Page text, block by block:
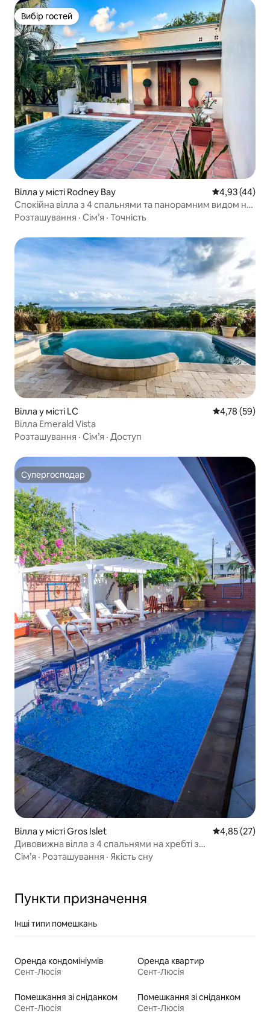
Вибір гостей
Вибір гостей
Вілла у місті Rodney Bay Середня
4,93 (44)
Спокійна вілла з 4 спальнями та панорамним видом на
океан
Розташування · Сім’я · Точність
Вілла у місті LC Середня
4,78 (59)
Вілла Emerald Vista
Розташування · Сім’я · Доступ
Супергосподар
Супергосподар
Вілла у місті Gros Islet Середня
4,85 (27)
Дивовижна вілла з 4 спальнями на хребті з
фантастичним краєвидом
Сім’я · Розташування · Якість сну
Пункти призначення
Інші типи помешкань
Оренда кондомініумів
Сент-Люсія
Оренда квартир
Сент-Люсія
Помешкання зі сніданком
Сент-Люсія
Помешкання зі сніданком
Сент-Люсія